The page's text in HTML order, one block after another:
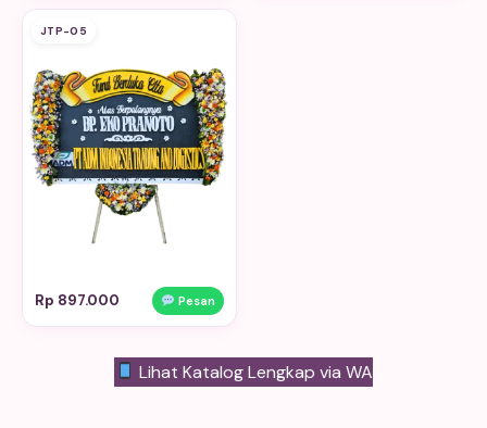
JTP-05
Rp 897.000 Pesan
Lihat Katalog Lengkap via WA